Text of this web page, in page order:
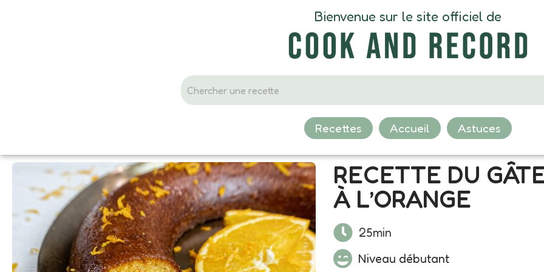
Bienvenue sur le site officiel de
Recettes Accueil Astuces
RECETTE DU
À L’ORANGE
25min
Niveau débutant